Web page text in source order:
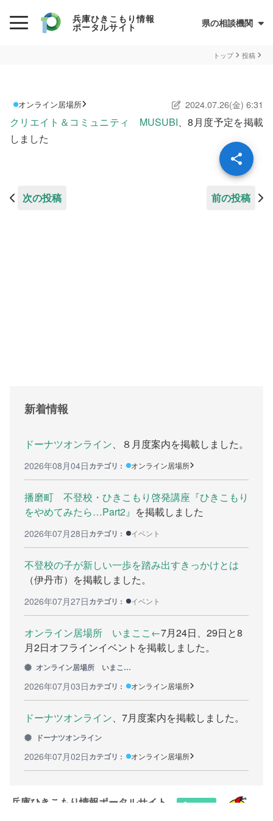
兵庫ひきこもり情報
ポータルサイト 県の相談機関
兵庫県ひきこもり総合支援センター
ひきこもり当事者のためのQ&A集
サイトについて
情報について
助成金等の情報
相談する前に
兵庫県ひきこもり総合支援センター
兵庫ひきこもり相談支援センター
カウンセリング機関
働く前に
ボランティアしたい方への情報
就職の相談や情報
学びたい方へ
研修や講座
全寮制の県立フリースクール
トップ 投稿
オンライン居場所 2024.07.26(金) 6:31
クリエイト＆コミュニティ MUSUBI 、8月度予定を掲載
しました
次の投稿 前の投稿
新着情報
ドーナツオンライン 、８月度案内を掲載しました。
2026年08月04日カテゴリ : オンライン居場所
播磨町 不登校・ひきこもり啓発講座『ひきこもり
をやめてみたら…Part2』 を掲載しました
2026年07月28日カテゴリ : イベント
不登校の子が新しい一歩を踏み出すきっかけとは
（伊丹市）を掲載しました。
2026年07月27日カテゴリ : イベント
オンライン居場所 いまここ←7月24日、29日と8
月2日オフラインイベントを掲載しました。
オンライン居場所 いまここ←
2026年07月03日カテゴリ : オンライン居場所
ドーナツオンライン 、7月度案内を掲載しました。
ドーナツオンライン
2026年07月02日カテゴリ : オンライン居場所
兵庫ひきこもり情報ポータルサイト